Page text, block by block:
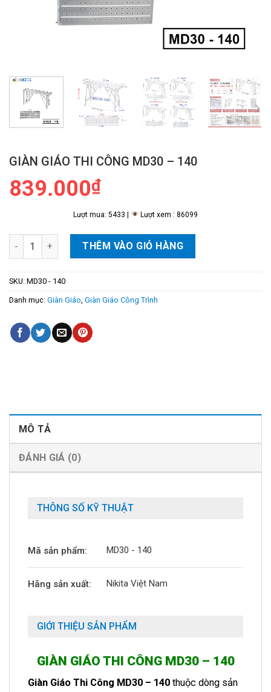
GIÀN GIÁO THI CÔNG MD30 – 140
839.000₫
Lượt mua: 5433 | Lượt xem : 86099
Giàn Giáo Thi Công MD30 - 140 số lượng
THÊM VÀO GIỎ HÀNG
SKU: MD30 - 140
Danh mục: Giàn Giáo Giàn Giáo Công Trình
MÔ TẢ
ĐÁNH GIÁ (0)
THÔNG SỐ KỸ THUẬT
Mã sản phẩm: MD30 - 140
Hãng sản xuất: Nikita Việt Nam
GIỚI THIỆU SẢN PHẨM
GIÀN GIÁO THI CÔNG MD30 – 140
Giàn Giáo Thi Công MD30 – 140 thuộc dòng sản